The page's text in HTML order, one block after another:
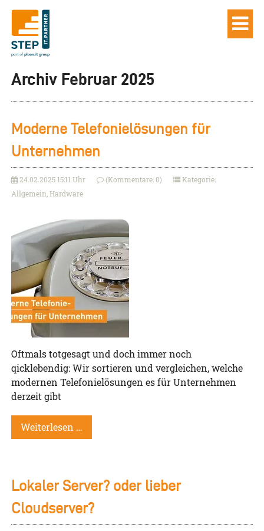
Archiv Februar 2025
Moderne Telefonielösungen für
Unternehmen
24.02.2025 15:11 Uhr (Kommentare: 0)
Kategorie:
Allgemein, Hardware
Oftmals totgesagt und doch immer noch
qicklebendig: Wir sortieren und vergleichen, welche
modernen Telefonielösungen es für Unternehmen
derzeit gibt
Weiterlesen …
Lokaler Server? oder lieber
Cloudserver?